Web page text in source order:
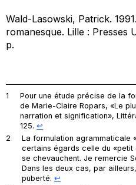
Wald-Lasowski, Patrick. 1991.
romanesque. Lille : Presses
p.
1
Pour une étude précise de la
de Marie-Claire Ropars, «Le
narration et signification»,
125.↩︎
2
La formulation agrammaticale
certains égards celle du «petit
se chevauchent. Je remercie
Dans les deux cas, par
puberté.↩︎